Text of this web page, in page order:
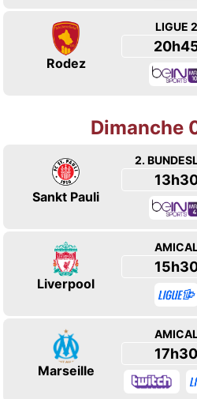
Rodez
LIGUE 2
Dimanche
Sankt Pauli
2.
Liverpool
Marseille
17h30